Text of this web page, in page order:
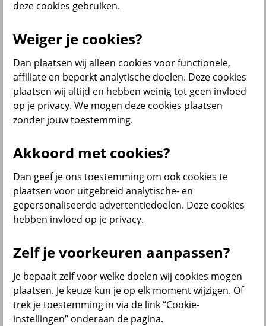
Menu
Producten
Voor wie Service & contact
Inkomensverzekeringen
deze cookies gebruiken.
Weiger je cookies?
Dan plaatsen wij alleen cookies voor functionele,
affiliate en beperkt analytische doelen. Deze cookies
plaatsen wij altijd en hebben weinig tot geen invloed
op je privacy. We mogen deze cookies plaatsen
zonder jouw toestemming.
Akkoord met cookies?
Dan geef je ons toestemming om ook cookies te
plaatsen voor uitgebreid analytische- en
gepersonaliseerde advertentiedoelen. Deze cookies
hebben invloed op je privacy.
Zelf je voorkeuren aanpassen?
Je bepaalt zelf voor welke doelen wij cookies mogen
plaatsen. Je keuze kun je op elk moment wijzigen. Of
trek je toestemming in via de link “Cookie-
instellingen” onderaan de pagina.